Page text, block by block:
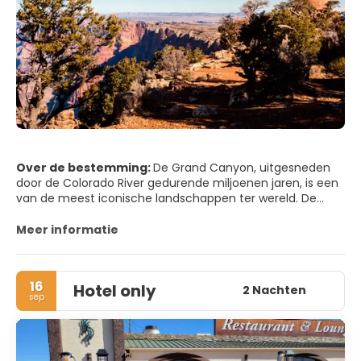
Over de bestemming:De Grand Canyon, uitgesneden
door de Colorado River gedurende miljoenen jaren, is een
van de meest iconische landschappen ter wereld. De
Arizona en de gelaagde kliffen onthullen een
dramatisch veranderen met het licht. Vanaf de rand kijk
je meer dan anderhalve kilometer naar beneden, naar de
rivier, met panoramische uitzichten die vooral bij
zonsopgang en zonsondergang adembenemend zijn
vanaf populaire uitkijkpunten zoals Mather Point, Yavapai
Point en Desert View.
Meer informatie
16
sep Hotel only 2 Nachten